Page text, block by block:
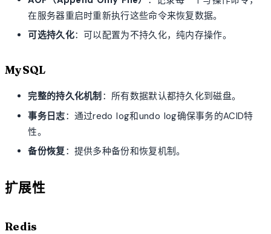
在服务器重启时重新执行这些命令来恢复数据。
可选持久化：可以配置为不持久化，纯内存操作。
MySQL
完整的持久化机制 ：所有数据默认都持久化到磁盘。
事务日志：通过redo log和undo log确保事务的ACID特
性。
备份恢复：提供多种备份和恢复机制。
扩展性
Redis